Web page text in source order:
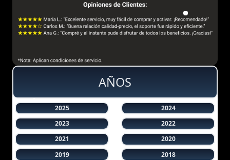
AÑOS
2025
2024
2023
2022
2021
2020
2019
2018